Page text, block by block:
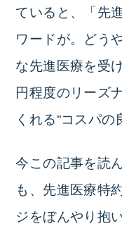
ていると、「先
ワードが。どう
な先進医療を受
円程度のリーズ
くれる“コスパ
今この記事を読
も、先進医療特
ジをぼんやり抱